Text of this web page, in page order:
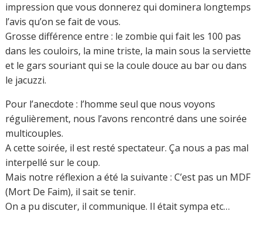
impression que vous donnerez qui dominera longtemps
l’avis qu’on se fait de vous.
Grosse différence entre : le zombie qui fait les 100 pas
dans les couloirs, la mine triste, la main sous la serviette
et le gars souriant qui se la coule douce au bar ou dans
le jacuzzi.
Pour l’anecdote : l’homme seul que nous voyons
régulièrement, nous l’avons rencontré dans une soirée
multicouples.
A cette soirée, il est resté spectateur. Ça nous a pas mal
interpellé sur le coup.
Mais notre réflexion a été la suivante : C’est pas un MDF
(Mort De Faim), il sait se tenir.
On a pu discuter, il communique. Il était sympa etc…